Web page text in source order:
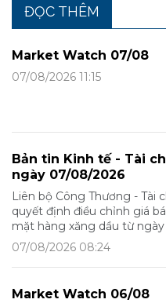
ĐỌC THÊM
Market Watch 07/08
07/08/2026 11:15
Bản tin Kinh tế - Tài
ngày 07/08/2026
Liên bộ Công Thương - Tài
quyết định điều chỉnh giá
mặt hàng xăng dầu từ
07/08/2026 08:24
Market Watch 06/08